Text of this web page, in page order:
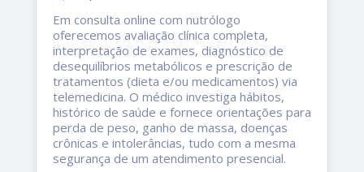
Em consulta online com nutrólogo
oferecemos avaliação clínica completa,
interpretação de exames, diagnóstico de
desequilíbrios metabólicos e prescrição de
tratamentos (dieta e/ou medicamentos) via
telemedicina. O médico investiga hábitos,
histórico de saúde e fornece orientações para
perda de peso, ganho de massa, doenças
crônicas e intolerâncias, tudo com a mesma
segurança de um atendimento presencial.